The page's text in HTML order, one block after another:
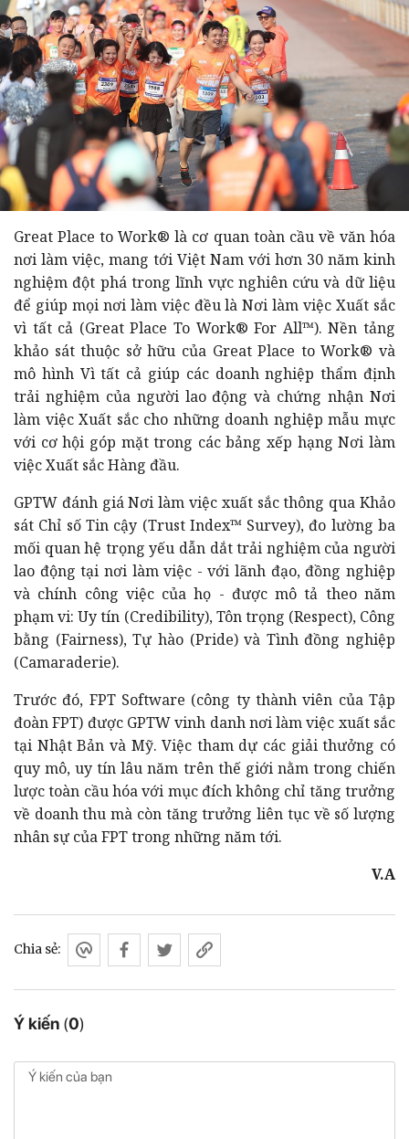
Great Place to Work® là cơ quan toàn cầu về văn hóa
nơi làm việc, mang tới Việt Nam với hơn 30 năm kinh
nghiệm đột phá trong lĩnh vực nghiên cứu và dữ liệu
để giúp mọi nơi làm việc đều là Nơi làm việc Xuất sắc
vì tất cả (Great Place To Work® For All™). Nền tảng
khảo sát thuộc sở hữu của Great Place to Work® và
mô hình Vì tất cả giúp các doanh nghiệp thẩm định
trải nghiệm của người lao động và chứng nhận Nơi
làm việc Xuất sắc cho những doanh nghiệp mẫu mực
với cơ hội góp mặt trong các bảng xếp hạng Nơi làm
việc Xuất sắc Hàng đầu.
GPTW đánh giá Nơi làm việc xuất sắc thông qua Khảo
sát Chỉ số Tin cậy (Trust Index™ Survey), đo lường ba
mối quan hệ trọng yếu dẫn dắt trải nghiệm của người
lao động tại nơi làm việc - với lãnh đạo, đồng nghiệp
và chính công việc của họ - được mô tả theo năm
phạm vi: Uy tín (Credibility), Tôn trọng (Respect), Công
bằng (Fairness), Tự hào (Pride) và Tình đồng nghiệp
(Camaraderie).
Trước đó, FPT Software (công ty thành viên của Tập
đoàn FPT) được GPTW vinh danh nơi làm việc xuất sắc
tại Nhật Bản và Mỹ. Việc tham dự các giải thưởng có
quy mô, uy tín lâu năm trên thế giới nằm trong chiến
lược toàn cầu hóa với mục đích không chỉ tăng trưởng
về doanh thu mà còn tăng trưởng liên tục về số lượng
nhân sự của FPT trong những năm tới.
V.A
Ý kiến (0)
Chia sẻ: